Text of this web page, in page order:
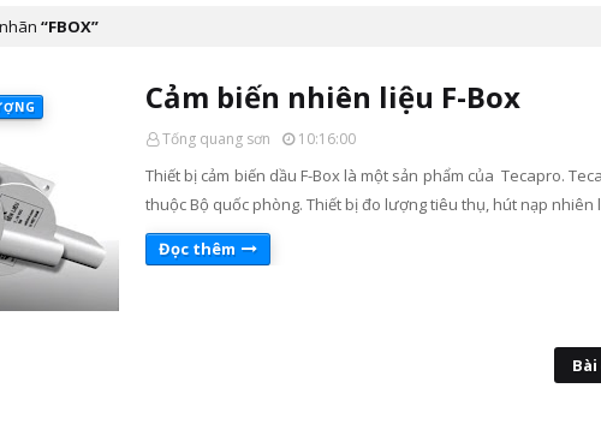
FBOX
Cảm biến nhiên liệu F-Box
Tống quang sơn 10:16:00
Thiết bị cảm biến dầu F-Box là một sản phẩm của Tecapro.
thuộc Bộ quốc phòng. Thiết bị đo lượng tiêu thụ, hút nạp nhiên
Đọc thêm